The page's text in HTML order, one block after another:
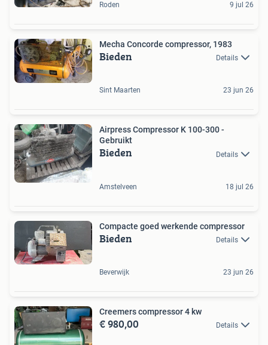
Roden 9 jul 26
Mecha Concorde compressor, 1983
Bieden Details
Sint Maarten 23 jun 26
Airpress Compressor K 100-300 -
Gebruikt
Bieden Details
Amstelveen 18 jul 26
Compacte goed werkende compressor
Bieden Details
Beverwijk 23 jun 26
Creemers compressor 4 kw
€ 980,00 Details